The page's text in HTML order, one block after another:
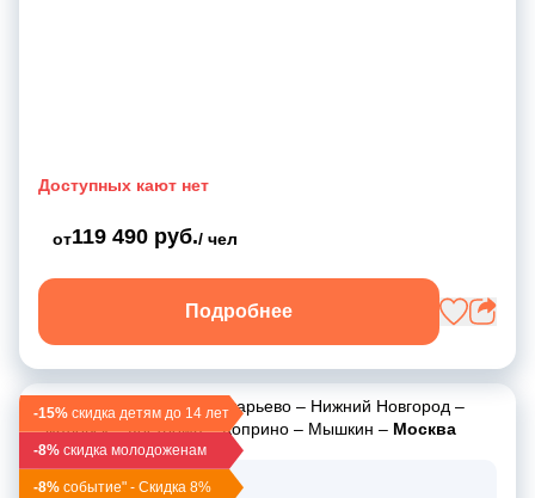
Доступных кают нет
от119 490 руб./ чел
Подробнее
-15% скидка детям до 14 лет
-8% скидка молодоженам
-8% событие" - Скидка 8%
Казань – Свияжск – Макарьево – Нижний Новгород –
Чкаловск–Кострома–Коприно – Мышкин – Москва
05 мая 2026